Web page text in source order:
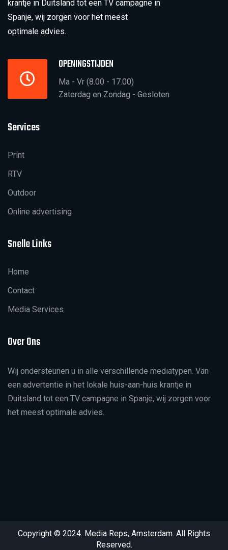
krantje in Duitsland tot een TV campagne in
Spanje, wij zorgen voor het meest
optimale advies.
OPENINGSTIJDEN
Ma - Vr (8.00 - 17.00)
Zaterdag en Zondag - Gesloten
Services
Print
RTV
Outdoor
Online advertising
Snelle Links
Home
Contact
Media Services
Over Ons
Wij ondersteunen u in alle verschillende mediatypen. Van
een advertentie in het lokale huis-aan-huis krantje in
Duitsland tot een TV campagne in Spanje, wij zorgen voor
het meest optimale advies.
Copyright © 2024. Media Reps, Amsterdam. All Rights
Reserved.